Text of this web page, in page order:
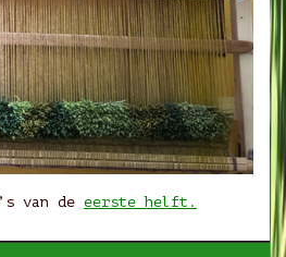
van de eerste helft.